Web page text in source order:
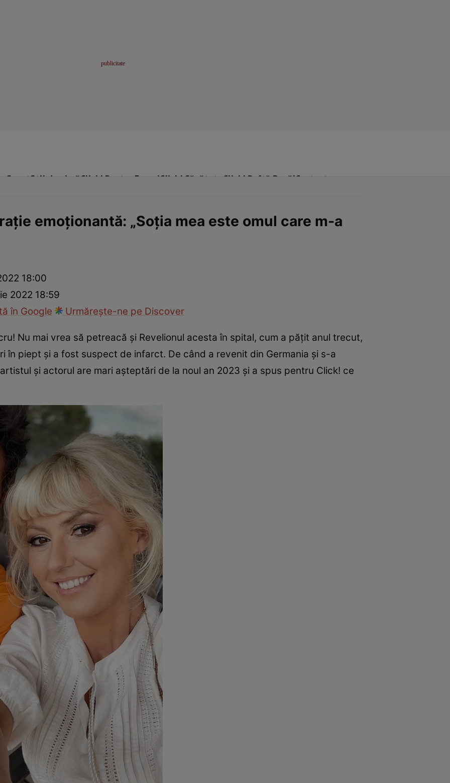
SportStil de viațăClick! Pentru FemeiClick! Sănătate Click! Poftă Bună!Contact
emoționantă: „Soția mea este omul care m-a
18:00
2022 18:59
în Google
Urmărește-ne pe Discover
Nu mai vrea să petreacă și Revelionul acesta în spital, cum a pățit anul trecut,
în piept și a fost suspect de infarct. De când a revenit din Germania și s-a
și actorul are mari așteptări de la noul an 2023 și a spus pentru Click! ce